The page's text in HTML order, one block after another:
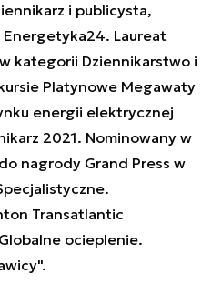
i publicysta,
Laureat
kategorii Dziennikarstwo i
Platynowe Megawaty
energii elektrycznej
2021. Nominowany w
nagrody Grand Press w
Transatlantic
ocieplenie.